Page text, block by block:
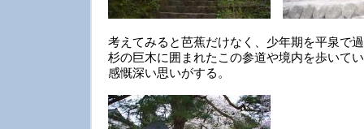
考えてみると芭蕉だけなく、少年期を平泉で
杉の巨木に囲まれたこの参道や境内を歩いて
感慨深い思いがする。